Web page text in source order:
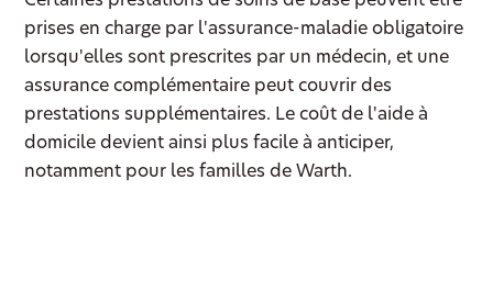
prises en charge par l'assurance-maladie obligatoire
lorsqu'elles sont prescrites par un médecin, et une
assurance complémentaire peut couvrir des
prestations supplémentaires. Le coût de l'aide à
domicile devient ainsi plus facile à anticiper,
notamment pour les familles de Warth.